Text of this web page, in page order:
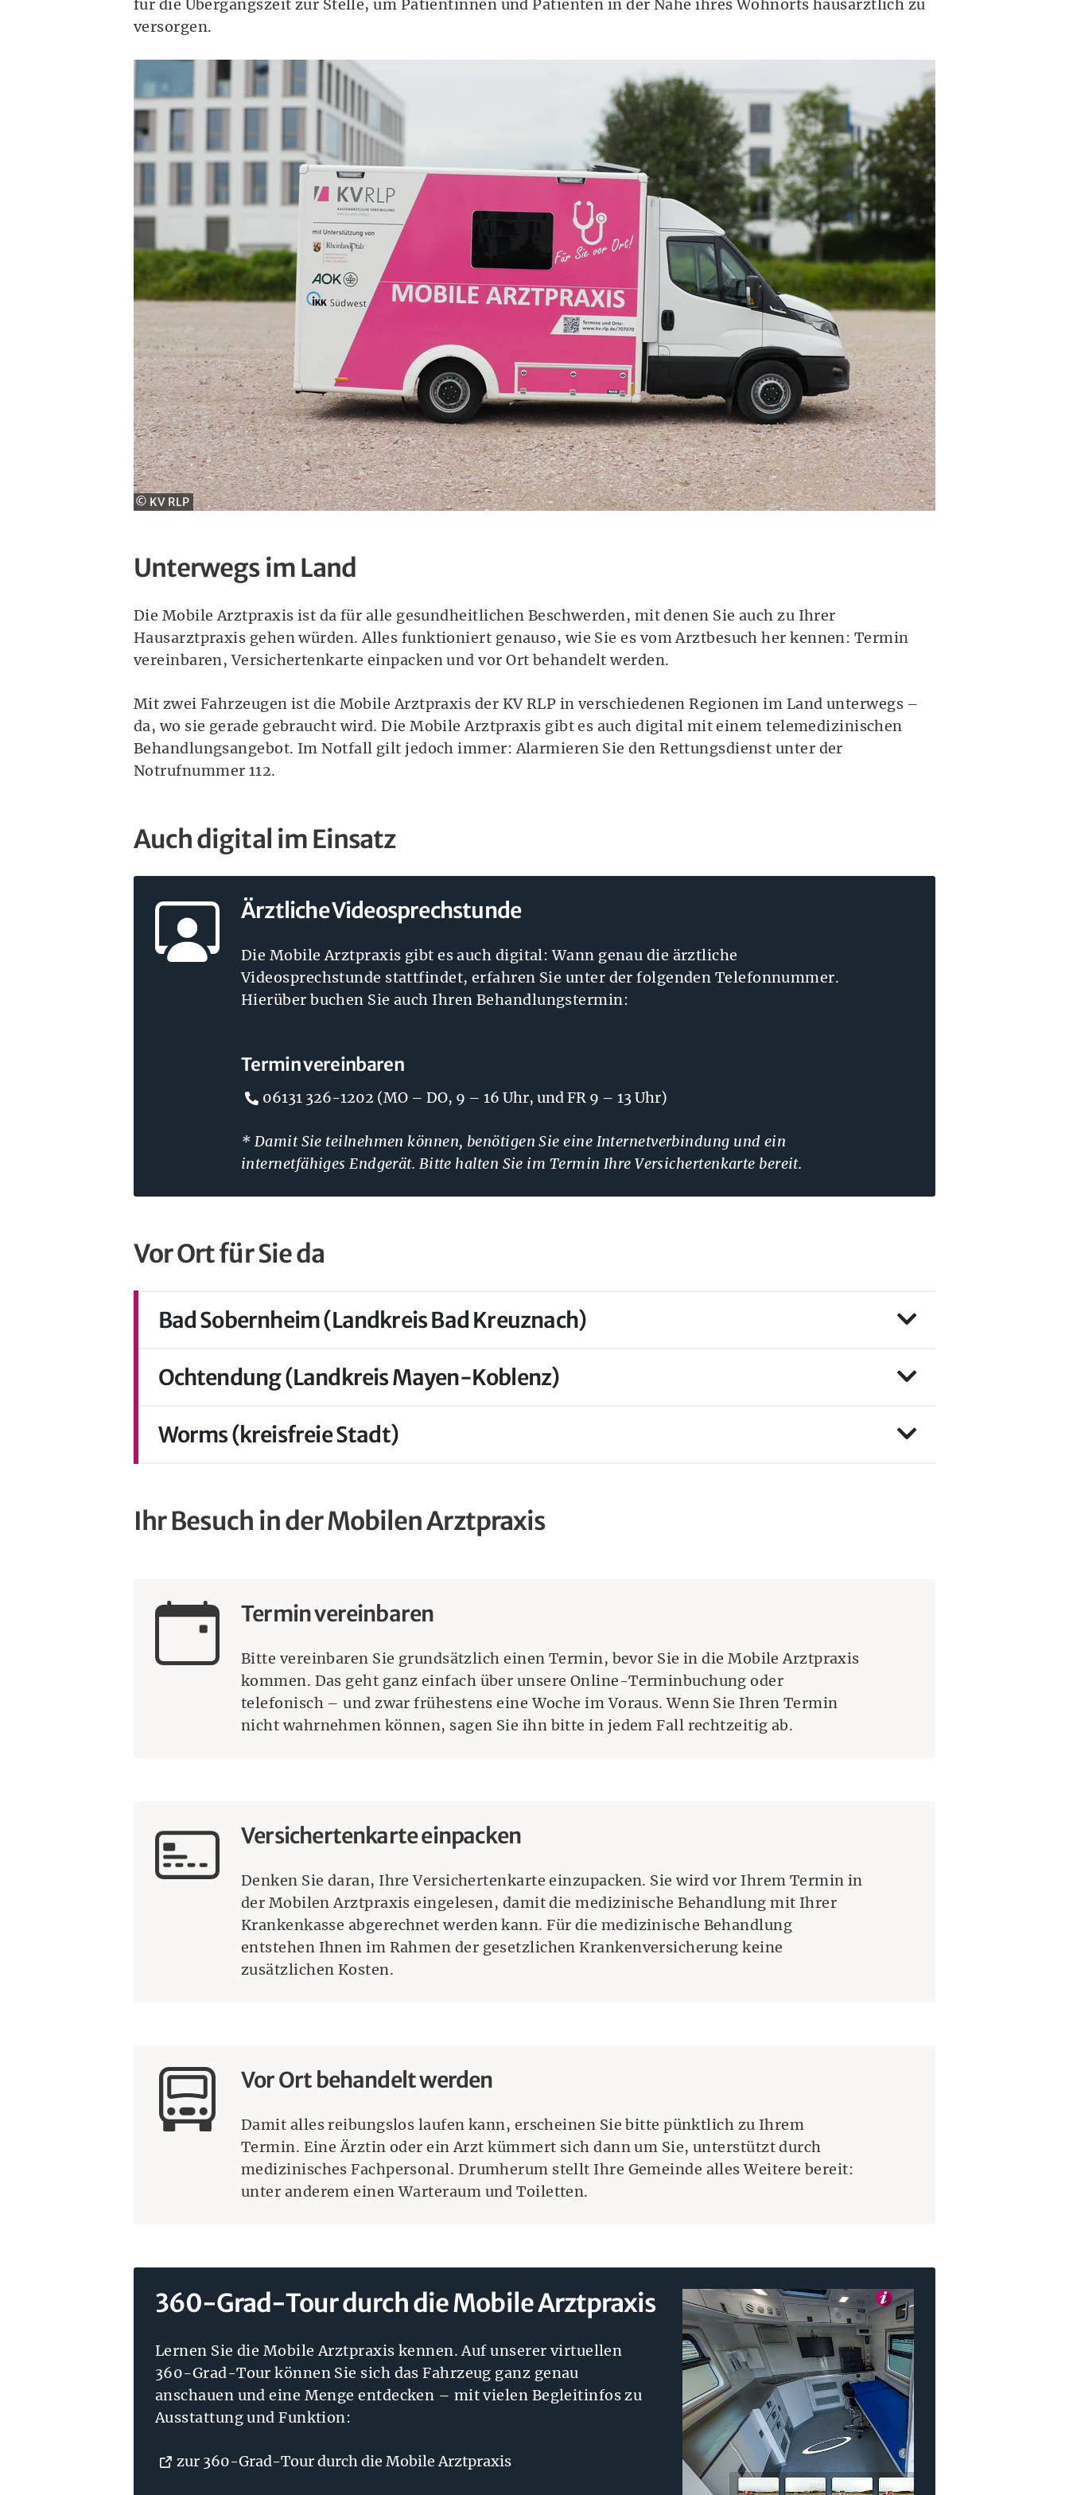
für die Übergangszeit zur Stelle, um Patientinnen und Patienten in der Nähe ihres Wohnorts hausärztlich zu
versorgen.
Das ist die Mobile Arztpraxis
© KV RLP
Unterwegs im Land
Die Mobile Arztpraxis ist da für alle gesundheitlichen Beschwerden, mit denen Sie auch zu Ihrer
Hausarztpraxis gehen würden. Alles funktioniert genauso, wie Sie es vom Arztbesuch her kennen: Termin
vereinbaren, Versichertenkarte einpacken und vor Ort behandelt werden.
Mit zwei Fahrzeugen ist die Mobile Arztpraxis der KV RLP in verschiedenen Regionen im Land unterwegs –
da, wo sie gerade gebraucht wird. Die Mobile Arztpraxis gibt es auch digital mit einem telemedizinischen
Behandlungsangebot. Im Notfall gilt jedoch immer: Alarmieren Sie den Rettungsdienst unter der
Notrufnummer 112.
Auch digital im Einsatz
Ärztliche Videosprechstunde
Die Mobile Arztpraxis gibt es auch digital: Wann genau die ärztliche
Videosprechstunde stattfindet, erfahren Sie unter der folgenden Telefonnummer.
Hierüber buchen Sie auch Ihren Behandlungstermin:
Termin vereinbaren
Telefonnummer:
06131 326-1202 (MO – DO, 9 – 16 Uhr, und FR 9 – 13 Uhr)
* Damit Sie teilnehmen können, benötigen Sie eine Internetverbindung und ein
internetfähiges Endgerät. Bitte halten Sie im Termin Ihre Versichertenkarte bereit.
Vor Ort für Sie da
Bad Sobernheim (Landkreis Bad Kreuznach)
Ochtendung (Landkreis Mayen-Koblenz)
Worms (kreisfreie Stadt)
Ihr Besuch in der Mobilen Arztpraxis
Termin vereinbaren
Bitte vereinbaren Sie grundsätzlich einen Termin, bevor Sie in die Mobile Arztpraxis
kommen. Das geht ganz einfach über unsere Online-Terminbuchung oder
telefonisch – und zwar frühestens eine Woche im Voraus. Wenn Sie Ihren Termin
nicht wahrnehmen können, sagen Sie ihn bitte in jedem Fall rechtzeitig ab.
Versichertenkarte einpacken
Denken Sie daran, Ihre Versichertenkarte einzupacken. Sie wird vor Ihrem Termin in
der Mobilen Arztpraxis eingelesen, damit die medizinische Behandlung mit Ihrer
Krankenkasse abgerechnet werden kann. Für die medizinische Behandlung
entstehen Ihnen im Rahmen der gesetzlichen Krankenversicherung keine
zusätzlichen Kosten.
Vor Ort behandelt werden
Damit alles reibungslos laufen kann, erscheinen Sie bitte pünktlich zu Ihrem
Termin. Eine Ärztin oder ein Arzt kümmert sich dann um Sie, unterstützt durch
medizinisches Fachpersonal. Drumherum stellt Ihre Gemeinde alles Weitere bereit:
unter anderem einen Warteraum und Toiletten.
360-Grad-Tour durch die Mobile Arztpraxis
Lernen Sie die Mobile Arztpraxis kennen. Auf unserer virtuellen
360-Grad-Tour können Sie sich das Fahrzeug ganz genau
anschauen und eine Menge entdecken – mit vielen Begleitinfos zu
Ausstattung und Funktion:
zur 360-Grad-Tour durch die Mobile Arztpraxis(Öffnet eine andere Webseite in einem neuen Fenster.)